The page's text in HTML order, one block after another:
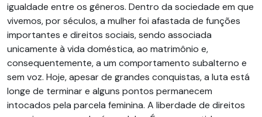
igualdade entre os gêneros. Dentro da sociedade em que
vivemos, por séculos, a mulher foi afastada de funções
importantes e direitos sociais, sendo associada
unicamente à vida doméstica, ao matrimônio e,
consequentemente, a um comportamento subalterno e
sem voz. Hoje, apesar de grandes conquistas, a luta está
longe de terminar e alguns pontos permanecem
intocados pela parcela feminina. A liberdade de direitos